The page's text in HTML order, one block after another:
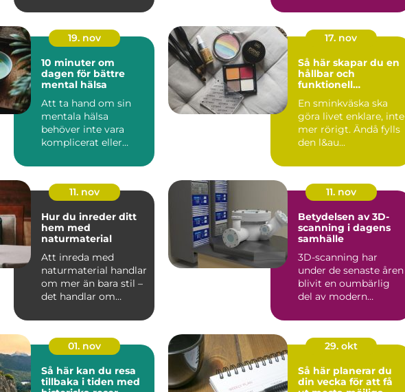
läm...
19. nov
10 minuter om
dagen för bättre
mental hälsa
Att ta hand om sin
mentala hälsa
behöver inte vara
komplicerat eller
17. nov
Så här skapar du en
hållbar och
funktionell
En sminkväska ska
göra livet enklare, inte
mer rörigt. Ändå fylls
den l&au...
11. nov
Hur du inreder ditt
hem med
naturmaterial
Att inreda med
naturmaterial handlar
om mer än bara stil –
det handlar om
11. nov
Betydelsen av 3D-
scanning i dagens
samhälle
3D-scanning har
under de senaste åren
blivit en oumbärlig
del av modern
01. nov
Så här kan du resa
tillbaka i tiden med
29. okt
Så här planerar du
din vecka för att få